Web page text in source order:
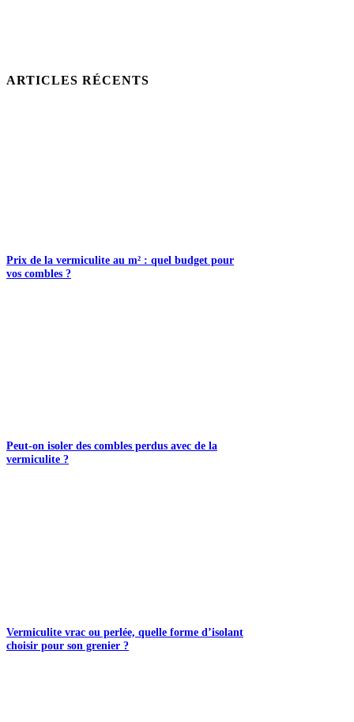
ARTICLES RÉCENTS
Prix de la vermiculite au m² : quel budget pour
vos combles ?
Peut-on isoler des combles perdus avec de la
vermiculite ?
Vermiculite vrac ou perlée, quelle forme d’isolant
choisir pour son grenier ?